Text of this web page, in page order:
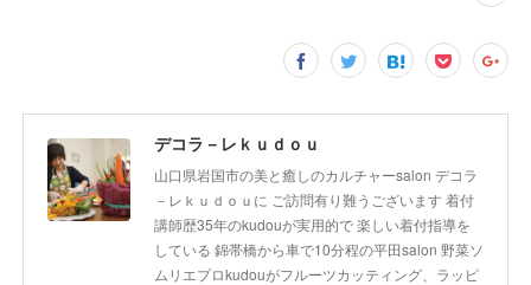
デコラ－レｋｕｄｏｕ
山口県岩国市の美と癒しのカルチャーsalon デコラ
－レｋｕｄｏｕに ご訪問有り難うございます 着付
講師歴35年のkudouが実用的で 楽しい着付指導を
している 錦帯橋から車で10分程の平田salon 野菜ソ
ムリエプロkudouがフルーツカッティング、ラッピ